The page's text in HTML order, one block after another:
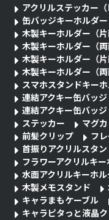
アクリルステッカー（
缶バッジキーホルダー
木製キーホルダー（片
木製キーホルダー（両
木製キーホルダー（片
木製キーホルダー（両
スマホスタンドキー
連結アクキー缶バッジ
連結アクキー缶バッジ
ステッカー
マグ
前髪クリップ
フ
首振りアクリルスタン
フラワーアクリルキ
水面アクリルキーホ
木製メモスタンド
キャラまもケーブル
キャラピタっと液晶